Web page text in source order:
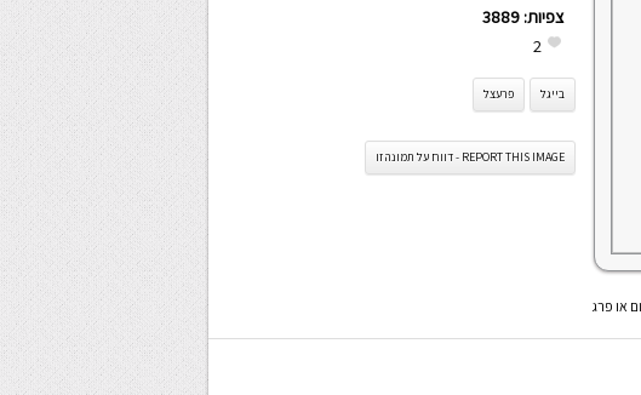
צפיות: 3889
2
בייגל פרעצל
REPORT THIS IMAGE - דווח על תמונה זו
או פרג